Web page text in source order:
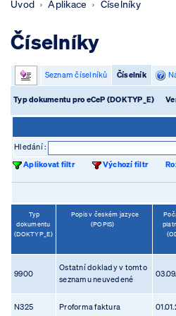
Úvod Aplikace Číselníky
Číselníky
Seznam číselníků Číselník
Typ dokumentu pro eCeP (DOKTYP_E)
Hledání :
Aplikovat filtr
Výchozí filtr
Typ
dokumentu
(DOKTYP_E)
Popis v českém jazyce
(POPIS)
9900
Ostatní doklady v tomto
seznamu neuvedené
N325 Proforma faktura